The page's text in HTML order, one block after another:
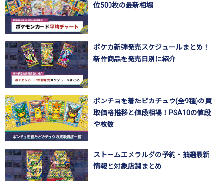
位500枚の最新相場
ポケカ新弾発売スケジュールまとめ！
新作商品を発売日別に紹介
ポンチョを着たピカチュウ(全9種)の買
取価格推移と値段相場！PSA10の値段
や枚数
ストームエメラルダの予約・抽選最新
情報と対象店舗まとめ